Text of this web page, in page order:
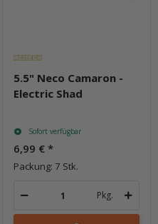
5.5" Neco Camaron -
Electric Shad
Sofort verfügbar
6,99 € *
Packung: 7 Stk.
Pkg.